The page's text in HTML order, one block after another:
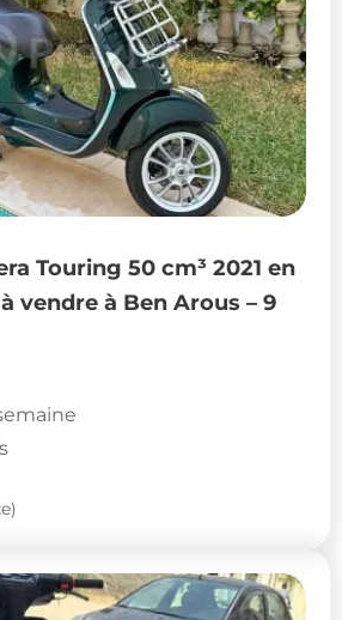
Touring 50 cm³ 2021 en
vendre à Ben Arous – 9